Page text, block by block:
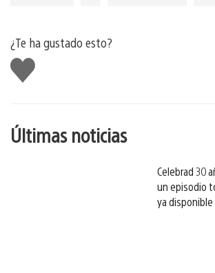
¿Te ha gustado esto?
Me
gusta
Últimas noticias
Celebrad 30
un episodio
ya disponible